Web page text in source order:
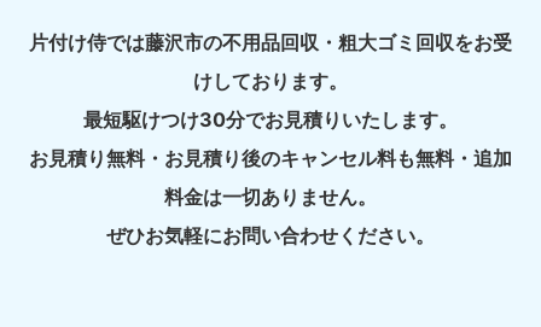
片付け侍では藤沢市の不用品回収・粗大ゴミ回収をお受
けしております。
最短駆けつけ30分でお見積りいたします。
お見積り無料・お見積り後のキャンセル料も無料・追加
料金は一切ありません。
ぜひお気軽にお問い合わせください。